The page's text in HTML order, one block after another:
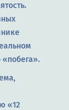
«побега».
«12